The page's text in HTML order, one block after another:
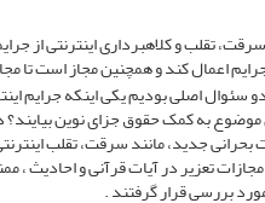
تقلب و کلاهبرداری اینترنتی از
اعمال کند و همچنین مجاز است تا
سئوال اصلی بودیم یکی اینکه جرایم
به کمک حقوق جزای نوین
جدید، مانند سرقت، تقلب اینترنتی
مجازات تعزیر در آیات قرآنی و
بررسی قرار گرفتند .